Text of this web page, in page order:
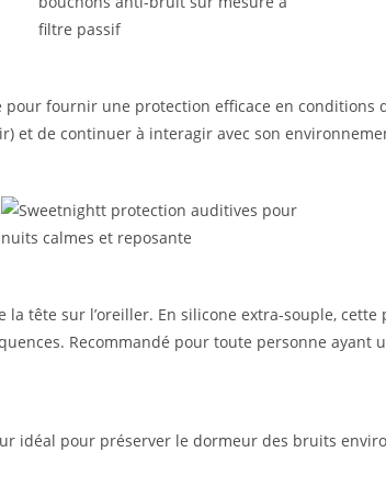
fournir une protection efficace en
de continuer à interagir avec son
tête sur l’oreiller. En silicone extra-souple,
Recommandé pour toute personne
pour préserver le dormeur des bruits